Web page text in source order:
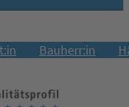
Bauherr:in